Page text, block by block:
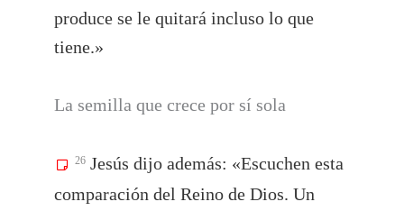
produce se le quitará incluso lo que
tiene.»
La semilla que crece por sí sola
26 Jesús dijo además: «Escuchen esta
comparación del Reino de Dios. Un